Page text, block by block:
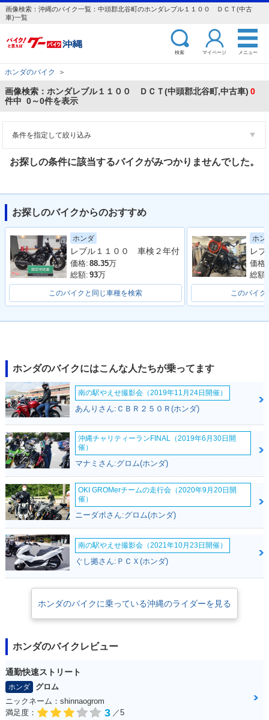
画像検索：沖縄のバイク一覧：中頭郡北谷町のホンダレブル１１００ ＤＣＴ(中古
車)一覧
検索 マイページ メニュー
ホンダのバイク ＞
画像検索：ホンダレブル１１００ ＤＣＴ(中頭郡北谷町,中古車) 0
件中 0～0件を表示
条件を指定して絞り込み
お探しの条件に該当するバイクがみつかりませんでした。
お探しのバイクからのおすすめ
ホンダ
レブル１１００ 車検２年付
価格: 88.35万
総額: 93万
このバイクと同じ車種を検索
ホン
価格:
総額:
このバイク
ホンダのバイクにはこんな人たちが乗ってます
南の駅やえせ撮影会（2019年11月24日開催）
あんりさん:ＣＢＲ２５０Ｒ(ホンダ)
沖縄チャリティーランFINAL（2019年6月30日開
催）
マナミさん:グロム(ホンダ)
OKI GROMerチームの走行会（2020年9月20日開
催）
ニーダボさん:グロム(ホンダ)
南の駅やえせ撮影会（2021年10月23日開催）
ぐし拠さん:ＰＣＸ(ホンダ)
ホンダのバイクに乗っている沖縄のライダーを見る
ホンダのバイクレビュー
通勤快速ストリート
ホンダ
グロム
ニックネーム：shinnaogrom
満足度：
3 ／5